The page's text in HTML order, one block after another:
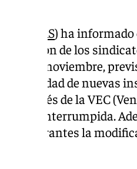
SAS) ha informado
de los
mes de noviembre,
posibilidad de nuevas
a través de la VEC
ininterrumpida.
aspirantes la